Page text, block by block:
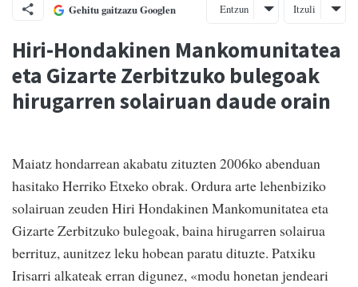
Gehitu gaitzazu Googlen Entzun Itzuli
Hiri-Hondakinen Mankomunitatea
eta Gizarte Zerbitzuko bulegoak
hirugarren solairuan daude orain
Maiatz hondarrean akabatu zituzten 2006ko abenduan
hasitako Herriko Etxeko obrak. Ordura arte lehenbiziko
solairuan zeuden Hiri Hondakinen Mankomunitatea eta
Gizarte Zerbitzuko bulegoak, baina hirugarren solairua
berrituz, aunitzez leku hobean paratu dituzte. Patxiku
Irisarri alkateak erran digunez, «modu honetan jendeari